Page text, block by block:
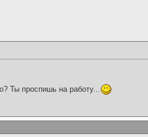
Ты проспишь на работу...